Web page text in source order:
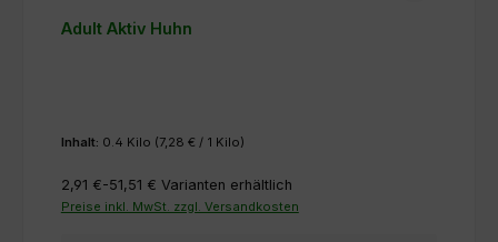
Adult Aktiv Huhn
Inhalt: 0.4 Kilo (7,28 € / 1 Kilo)
2,91 €-51,51 € Varianten erhältlich
Preise inkl. MwSt. zzgl. Versandkosten